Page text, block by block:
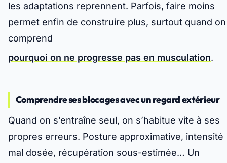
les adaptations reprennent. Parfois, faire moins
permet enfin de construire plus, surtout quand on
comprend
pourquoi on ne progresse pas en musculation.
Comprendre ses blocages avec un regard extérieur
Quand on s’entraîne seul, on s’habitue vite à ses
propres erreurs. Posture approximative, intensité
mal dosée, récupération sous-estimée… Un